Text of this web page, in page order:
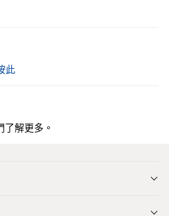
此
了解更多。